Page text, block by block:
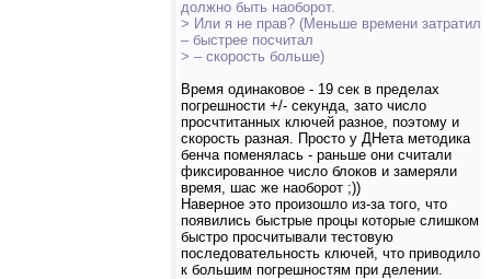
должно быть наоборот.
> Или я не прав? (Меньше времени затратил
– быстрее посчитал
> – скорость больше)
Время одинаковое - 19 сек в пределах
погрешности +/- секунда, зато число
просчтитанных ключей разное, поэтому и
скорость разная. Просто у ДНета методика
бенча поменялась - раньше они считали
фиксированное число блоков и замеряли
время, шас же наоборот ;))
Наверное это произошло из-за того, что
появились быстрые процы которые слишком
быстро просчитывали тестовую
последовательность ключей, что приводило
к большим погрешностям при делении.